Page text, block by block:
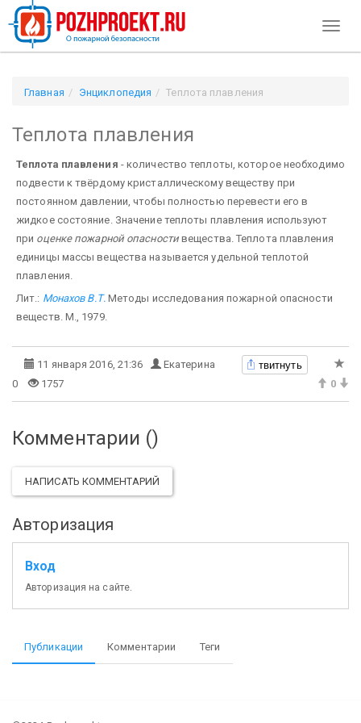
Главная Энциклопедия Теплота плавления
Теплота плавления
Теплота плавления - количество теплоты, которое необходимо
подвести к твёрдому кристаллическому веществу при
постоянном давлении, чтобы полностью перевести его в
жидкое состояние. Значение теплоты плавления используют
при оценке пожарной опасностивещества. Теплота плавления
единицы массы вещества называется удельной теплотой
плавления.
Лит.: Монахов В.Т. Методы исследования пожарной опасности
веществ. М., 1979.
11 января 2016, 21:36 Екатерина твитнуть
0 1757 0
Комментарии ()
НАПИСАТЬ КОММЕНТАРИЙ
Авторизация
Вход
Авторизация на сайте.
Публикации Комментарии Теги